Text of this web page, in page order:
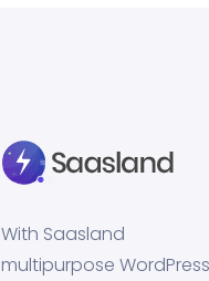
With Saasland
multipurpose WordPress